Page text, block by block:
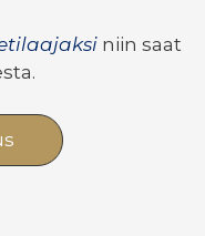
niin saat